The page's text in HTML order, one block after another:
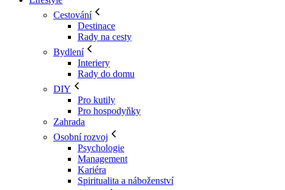
Cestování
Destinace
Rady na cesty
Bydlení
Interiery
Rady do domu
DIY
Pro kutily
Pro hospodyňky
Zahrada
Osobní rozvoj
Psychologie
Management
Kariéra
Spiritualita a náboženství